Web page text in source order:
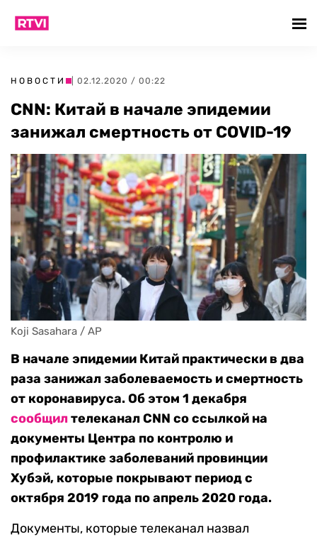
НОВОСТИ | 02.12.2020 / 00:22
CNN: Китай в начале эпидемии
занижал смертность от COVID-19
Koji Sasahara / AP
В начале эпидемии Китай практически в два
раза занижал заболеваемость и смертность
от коронавируса. Об этом 1 декабря
сообщилтелеканал CNN со ссылкой на
документы Центра по контролю и
профилактике заболеваний провинции
Хубэй, которые покрывают период с
октября 2019 года по апрель 2020 года.
Документы, которые телеканал назвал